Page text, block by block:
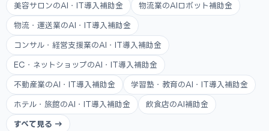
美容サロンのAI・IT導入補助金 物流業のAIロボット補助金
物流・運送業のAI・IT導入補助金
コンサル・経営支援業のAI・IT導入補助金
EC・ネットショップのAI・IT導入補助金
不動産業のAI・IT導入補助金 学習塾・教育のAI・IT導入補助金
ホテル・旅館のAI・IT導入補助金 飲食店のAI補助金
すべて見る →